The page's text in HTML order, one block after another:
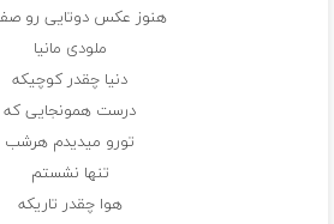
هنوز عکس دوتایی رو
ملودی مانیا
دنیا چقدر کوچیکه
درست همونجایی که
تورو میدیدم هرشب
تنها نشستم
هوا چقدر تاریکه